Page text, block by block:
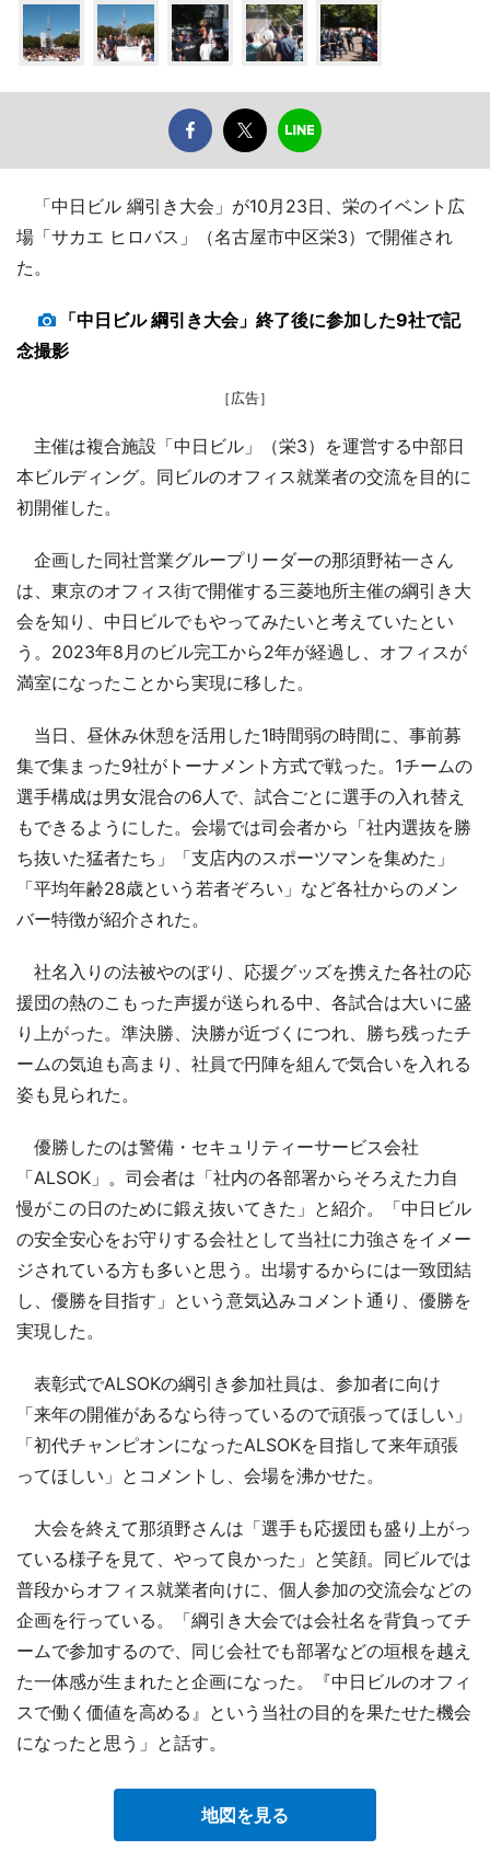
「中日ビル 綱引き大会」が10月23日、栄のイベント広
場「サカエ ヒロバス」（名古屋市中区栄3）で開催され
た。
「中日ビル 綱引き大会」終了後に参加した9社で記
念撮影
［広告］
主催は複合施設「中日ビル」（栄3）を運営する中部日
本ビルディング。同ビルのオフィス就業者の交流を目的に
初開催した。
企画した同社営業グループリーダーの那須野祐一さん
は、東京のオフィス街で開催する三菱地所主催の綱引き大
会を知り、中日ビルでもやってみたいと考えていたとい
う。2023年8月のビル完工から2年が経過し、オフィスが
満室になったことから実現に移した。
当日、昼休み休憩を活用した1時間弱の時間に、事前募
集で集まった9社がトーナメント方式で戦った。1チームの
選手構成は男女混合の6人で、試合ごとに選手の入れ替え
もできるようにした。会場では司会者から「社内選抜を勝
ち抜いた猛者たち」「支店内のスポーツマンを集めた」
「平均年齢28歳という若者ぞろい」など各社からのメン
バー特徴が紹介された。
社名入りの法被やのぼり、応援グッズを携えた各社の応
援団の熱のこもった声援が送られる中、各試合は大いに盛
り上がった。準決勝、決勝が近づくにつれ、勝ち残ったチ
ームの気迫も高まり、社員で円陣を組んで気合いを入れる
姿も見られた。
優勝したのは警備・セキュリティーサービス会社
「ALSOK」。司会者は「社内の各部署からそろえた力自
慢がこの日のために鍛え抜いてきた」と紹介。「中日ビル
の安全安心をお守りする会社として当社に力強さをイメー
ジされている方も多いと思う。出場するからには一致団結
し、優勝を目指す」という意気込みコメント通り、優勝を
実現した。
表彰式でALSOKの綱引き参加社員は、参加者に向け
「来年の開催があるなら待っているので頑張ってほしい」
「初代チャンピオンになったALSOKを目指して来年頑張
ってほしい」とコメントし、会場を沸かせた。
大会を終えて那須野さんは「選手も応援団も盛り上がっ
ている様子を見て、やって良かった」と笑顔。同ビルでは
普段からオフィス就業者向けに、個人参加の交流会などの
企画を行っている。「綱引き大会では会社名を背負ってチ
ームで参加するので、同じ会社でも部署などの垣根を越え
た一体感が生まれたと企画になった。『中日ビルのオフィ
スで働く価値を高める』という当社の目的を果たせた機会
になったと思う」と話す。
地図を見る